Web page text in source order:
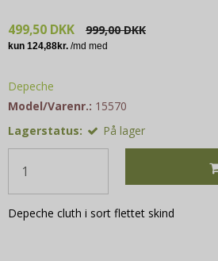
499,50 DKK 999,00 DKK
Depeche
Model/Varenr.: 15570
Lagerstatus:
På lager
Depeche cluth i sort flettet skind